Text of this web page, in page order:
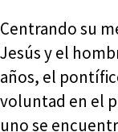
Centrando su
Jesús y el
años, el
voluntad en el
uno se